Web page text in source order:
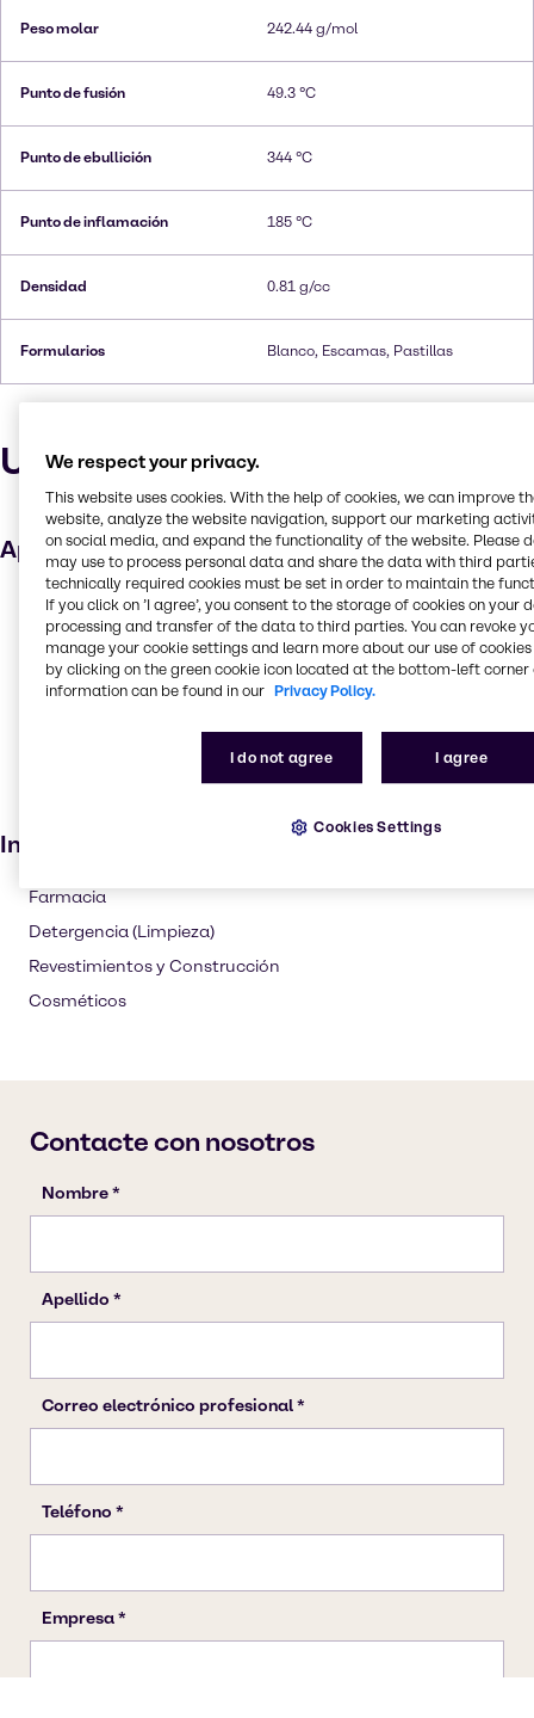
Peso molar 242.44 g/mol
Punto de fusión 49.3 °C
Punto de ebullición 344 °C
Punto de inflamación 185 °C
Densidad 0.81 g/cc
Formularios Blanco, Escamas, Pastillas
Usos y aplicaciones
Aplicaciones clave
Cuidado del cabello
Aditivo alimentario
Papel y celulosa
Industrias
Farmacia
Detergencia (Limpieza)
Revestimientos y Construcción
Cosméticos
We respect your privacy.
This website uses cookies. With the help of cookies, we can improve
website, analyze the website navigation, support our marketing
on social media, and expand the functionality of the website. Please
may use to process personal data and share the data with third
technically required cookies must be set in order to maintain the
If you click on ’I agree’, you consent to the storage of cookies on your
processing and transfer of the data to third parties. You can revoke
manage your cookie settings and learn more about our use of cookies
by clicking on the green cookie icon located at the bottom-left corner
information can be found in our Privacy Policy.
I do not agree I agree
Cookies Settings